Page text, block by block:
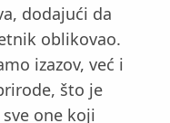
dodajući da
oblikovao.
izazov, već i
što je
one koji